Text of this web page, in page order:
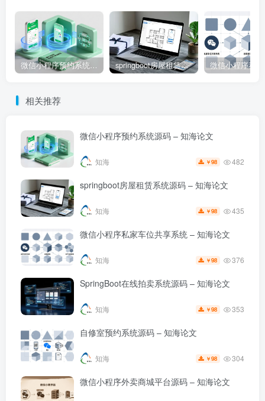
微信小程序预约系统源码 – 知海论文 springboot房屋租赁系统源码 – 知海论文
相关推荐
微信小程序预约系统源码 – 知海论文
知海 ￥98 482
springboot房屋租赁系统源码 – 知海论文
知海 ￥98 435
微信小程序私家车位共享系统 – 知海论文
知海 ￥98 376
SpringBoot在线拍卖系统源码 – 知海论文
知海 ￥98 353
自修室预约系统源码 – 知海论文
知海 ￥98 304
微信小程序外卖商城平台源码 – 知海论文